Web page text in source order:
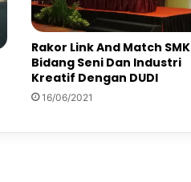
Rakor Link And Match SMK
Bidang Seni Dan Industri
Kreatif Dengan DUDI
16/06/2021